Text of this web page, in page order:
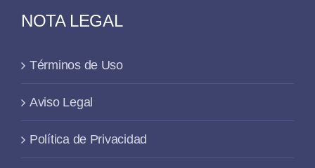
NOTA LEGAL
Términos de Uso
Aviso Legal
Política de Privacidad